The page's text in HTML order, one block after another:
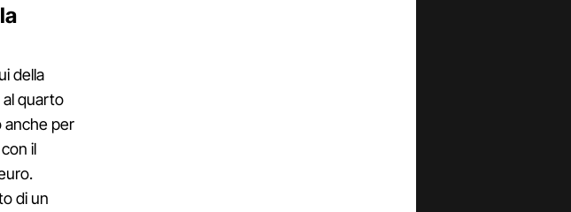
della
al quarto
anche per
il
di un